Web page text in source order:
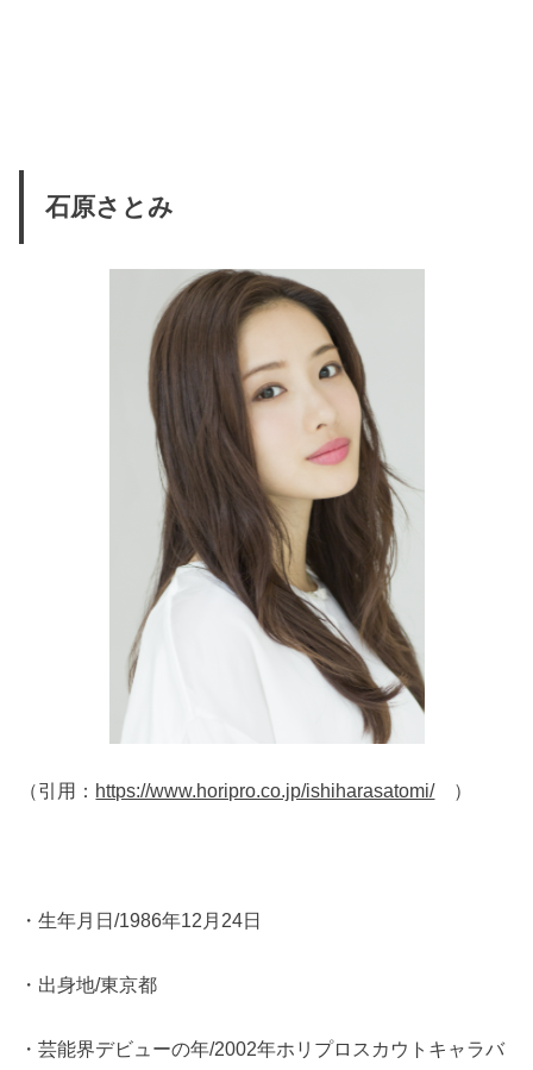
石原さとみ
（引用： https://www.horipro.co.jp/ishiharasatomi/）
・生年月日/1986年12月24日
・出身地/東京都
・芸能界デビューの年/2002年ホリプロスカウトキャラバ